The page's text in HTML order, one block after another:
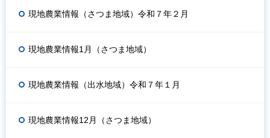
現地農業情報（さつま地域）令和７年２月
現地農業情報1月（さつま地域）
現地農業情報（出水地域）令和７年１月
現地農業情報12月（さつま地域）